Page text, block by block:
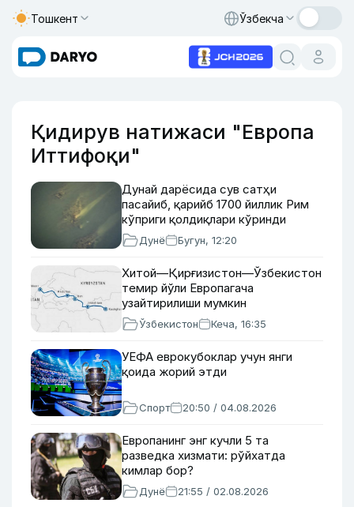
Тошкент Ўзбекча
Қидирув натижаси "Европа
Иттифоқи"
Дунай дарёсида сув сатҳи
пасайиб, қарийб 1700 йиллик Рим
кўприги қолдиқлари кўринди
Дунё Бугун, 12:20
Хитой—Қирғизистон—Ўзбекистон
темир йўли Европагача
узайтирилиши мумкин
Ўзбекистон Кеча, 16:35
УЕФА еврокубоклар учун янги
қоида жорий этди
Спорт 20:50 / 04.08.2026
Европанинг энг кучли 5 та
разведка хизмати: рўйхатда
кимлар бор?
Дунё 21:55 / 02.08.2026